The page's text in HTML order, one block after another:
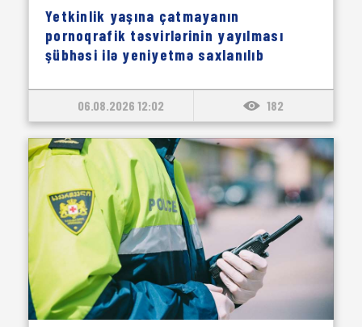
Yetkinlik yaşına çatmayanın
pornoqrafik təsvirlərinin yayılması
şübhəsi ilə yeniyetmə saxlanılıb
06.08.2026 12:02 182